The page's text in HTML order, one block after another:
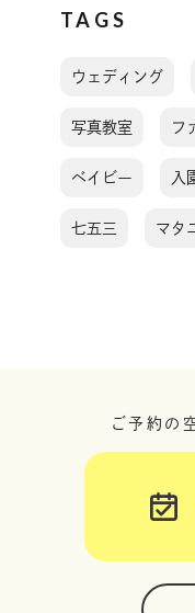
TAGS
ウェディング
写真教室 フ
ベイビー 入
七五三 マタ
ご予約の